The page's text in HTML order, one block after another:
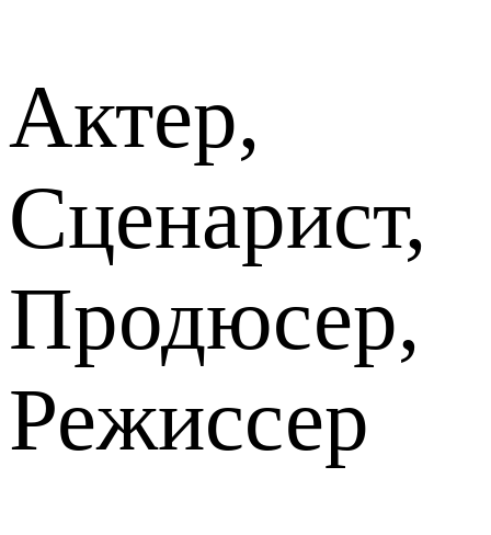
Актер,
Сценарист,
Продюсер,
Режиссер